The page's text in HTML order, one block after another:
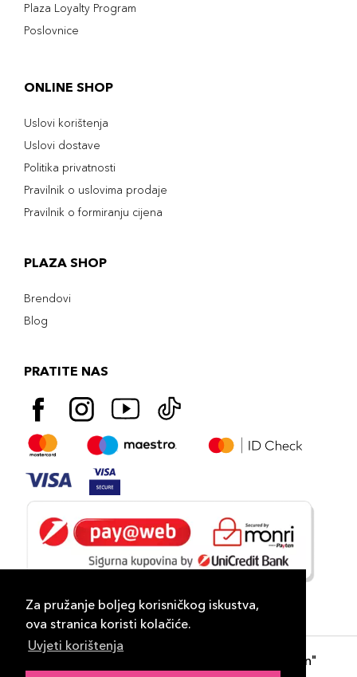
Za pružanje boljeg korisničkog iskustva,
ova stranica koristi kolačiće.
Uvjeti korištenja
Plaza Loyalty Program
Poslovnice
ONLINE SHOP
Uslovi korištenja
Uslovi dostave
Politika privatnosti
Pravilnik o uslovima prodaje
Pravilnik o formiranju cijena
PLAZA SHOP
Brendovi
Blog
PRATITE NAS
- "DP Lux Distribution"